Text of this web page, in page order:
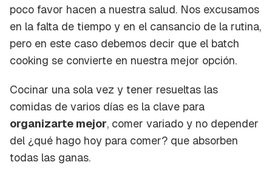
poco favor hacen a nuestra salud. Nos excusamos
en la falta de tiempo y en el cansancio de la rutina,
pero en este caso debemos decir que el batch
cooking se convierte en nuestra mejor opción.
Cocinar una sola vez y tener resueltas las
comidas de varios días es la clave para
organizarte mejor, comer variado y no depender
del ¿qué hago hoy para comer? que absorben
todas las ganas.